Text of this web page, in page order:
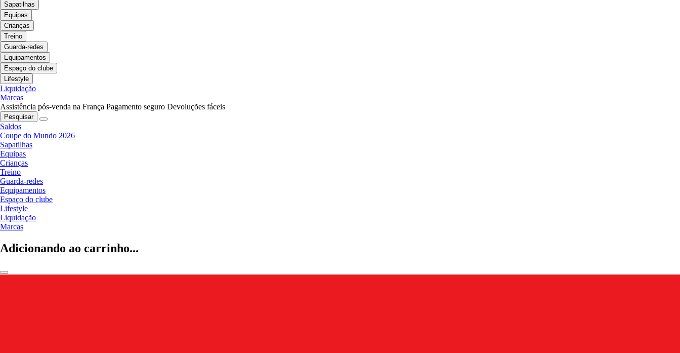
Sapatilhas
Equipas
Crianças
Treino
Guarda-redes
Equipamentos
Espaço do clube
Lifestyle
Liquidação
Marcas
Assistência pós-venda na França Pagamento seguro Devoluções fáceis
Pesquisar
Saldos
Coupe do Mundo 2026
Sapatilhas
Equipas
Crianças
Treino
Guarda-redes
Equipamentos
Espaço do clube
Lifestyle
Liquidação
Marcas
Adicionando ao carrinho...